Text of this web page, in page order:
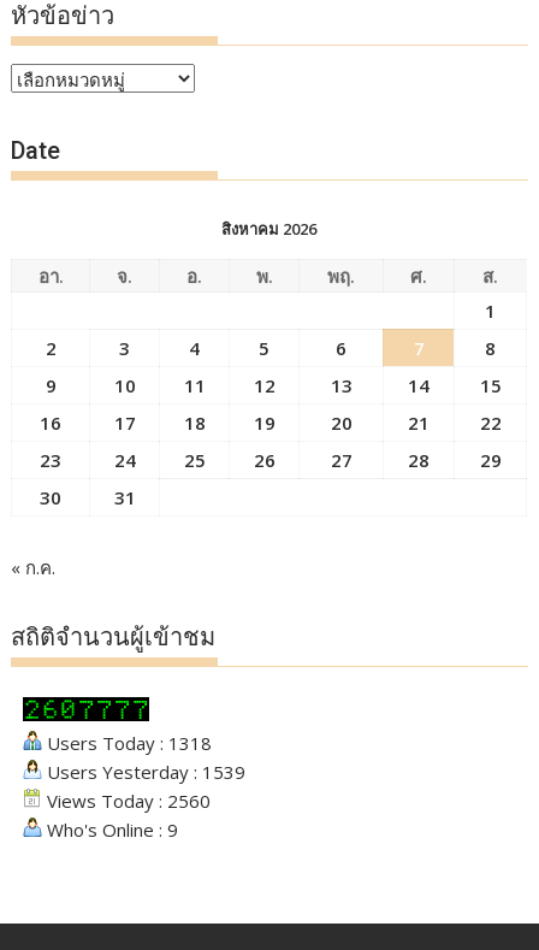
หัวข้อข่าว
หัวข้อ
Date
สิงหาคม 2026
อา. จ. อ. พ. พฤ. ศ.
ส.
1
2
3 4 5 6 7
8
9
10 11 12 13 14
15
16
17 18 19 20 21
22
23
24 25 26 27 28
29
30
31
« ก.ค.
สถิติจำนวนผู้เข้าชม
Users Today : 1318
Users Yesterday : 1539
Views Today : 2560
Who's Online : 9